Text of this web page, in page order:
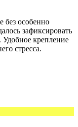
без особенно
зафиксировать
Удобное крепление
стресса.